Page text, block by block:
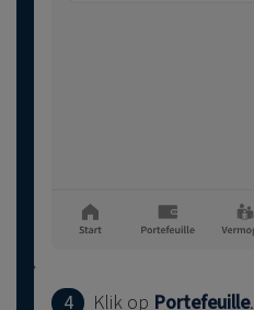
4 Klik op Portefeuille.